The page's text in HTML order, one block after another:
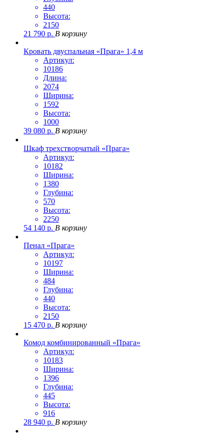
440
Высота:
2150
21 790 р. В корзину
Кровать двуспальная «Прага» 1,4 м
Артикул:
10186
Длина:
2074
Ширина:
1592
Высота:
1000
39 080 р. В корзину
Шкаф трехстворчатый «Прага»
Артикул:
10182
Ширина:
1380
Глубина:
570
Высота:
2250
54 140 р. В корзину
Пенал «Прага»
Артикул:
10197
Ширина:
484
Глубина:
440
Высота:
2150
15 470 р. В корзину
Комод комбинированный «Прага»
Артикул:
10183
Ширина:
1396
Глубина:
445
Высота:
916
28 940 р. В корзину